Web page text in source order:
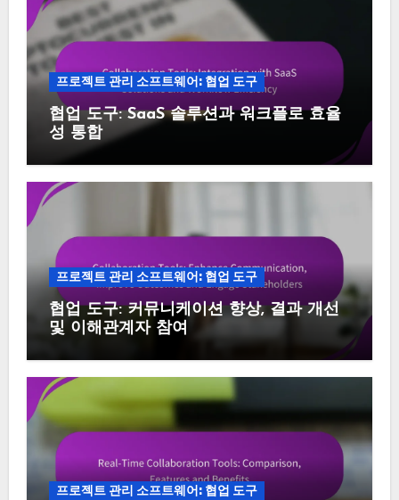
프로젝트 관리 소프트웨어: 협업 도구
협업 도구: SaaS 솔루션과 워크플로 효율
성 통합
프로젝트 관리 소프트웨어: 협업 도구
협업 도구: 커뮤니케이션 향상, 결과 개선
및 이해관계자 참여
프로젝트 관리 소프트웨어: 협업 도구